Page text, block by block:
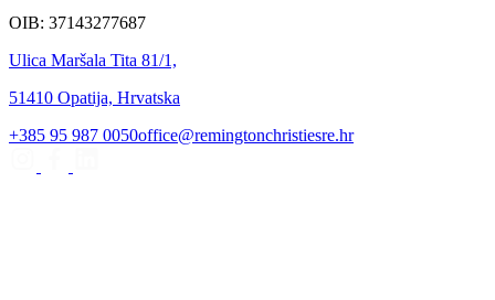
OIB: 37143277687
Ulica Maršala Tita 81/1,
51410 Opatija, Hrvatska
+385 95 987 0050office@remingtonchristiesre.hr